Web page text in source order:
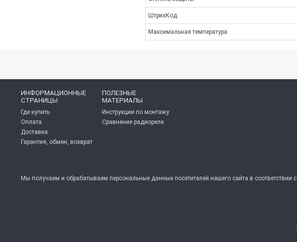
ШтрихКод
Максимальная температура
ИНФОРМАЦИОННЫЕ
СТРАНИЦЫ
Где купить
Оплата
Доставка
Гарантия, обмен, возврат
ПОЛЕЗНЫЕ
МАТЕРИАЛЫ
Инструкции по монтажу
Сравнение радиореле
Мы получаем и обрабатываем персональные данные посетителей нашего сайта в соответствии с